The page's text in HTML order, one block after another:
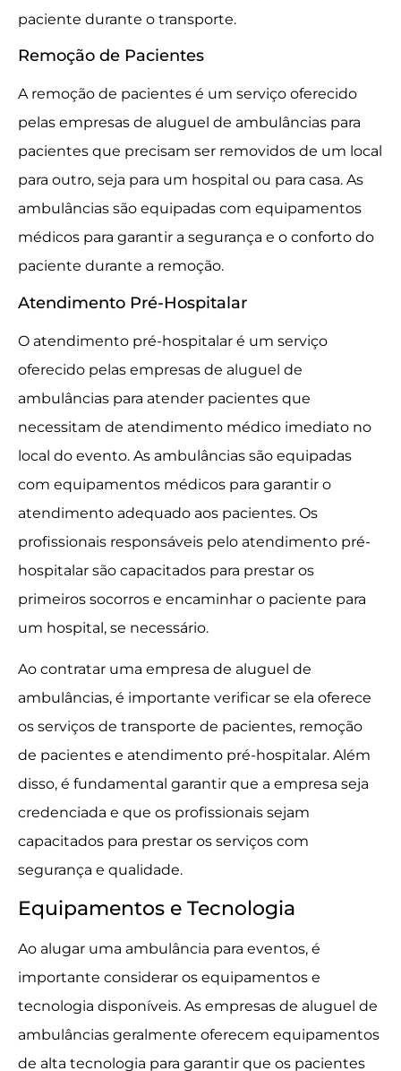
paciente durante o transporte.
Remoção de Pacientes
A remoção de pacientes é um serviço oferecido
pelas empresas de aluguel de ambulâncias para
pacientes que precisam ser removidos de um local
para outro, seja para um hospital ou para casa. As
ambulâncias são equipadas com equipamentos
médicos para garantir a segurança e o conforto do
paciente durante a remoção.
Atendimento Pré-Hospitalar
O atendimento pré-hospitalar é um serviço
oferecido pelas empresas de aluguel de
ambulâncias para atender pacientes que
necessitam de atendimento médico imediato no
local do evento. As ambulâncias são equipadas
com equipamentos médicos para garantir o
atendimento adequado aos pacientes. Os
profissionais responsáveis pelo atendimento pré-
hospitalar são capacitados para prestar os
primeiros socorros e encaminhar o paciente para
um hospital, se necessário.
Ao contratar uma empresa de aluguel de
ambulâncias, é importante verificar se ela oferece
os serviços de transporte de pacientes, remoção
de pacientes e atendimento pré-hospitalar. Além
disso, é fundamental garantir que a empresa seja
credenciada e que os profissionais sejam
capacitados para prestar os serviços com
segurança e qualidade.
Equipamentos e Tecnologia
Ao alugar uma ambulância para eventos, é
importante considerar os equipamentos e
tecnologia disponíveis. As empresas de aluguel de
ambulâncias geralmente oferecem equipamentos
de alta tecnologia para garantir que os pacientes